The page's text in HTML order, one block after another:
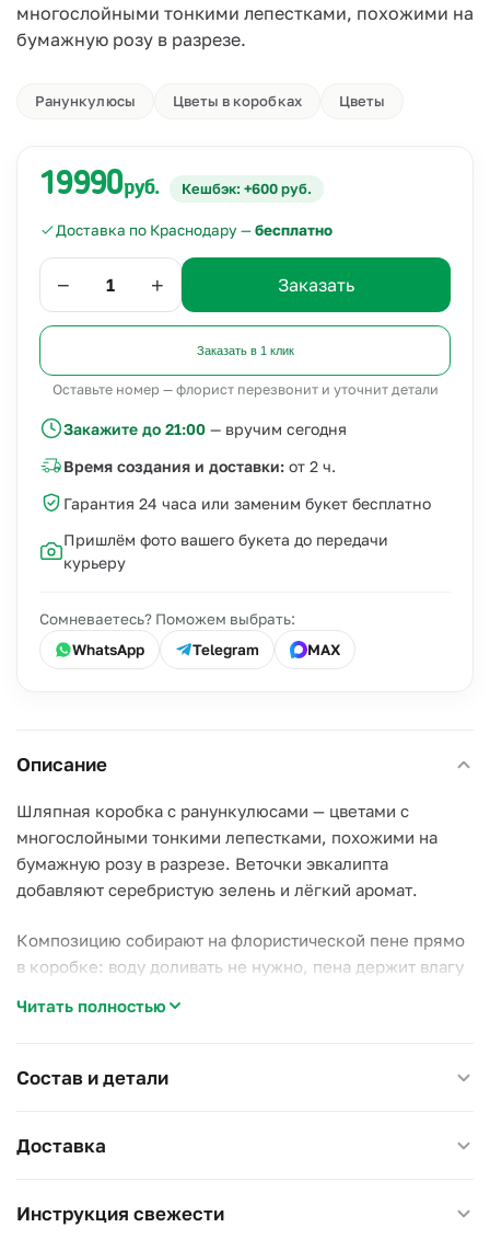
многослойными тонкими лепестками, похожими на
бумажную розу в разрезе.
Ранункулюсы Цветы в коробках Цветы
19990руб. Кешбэк: +600 руб.
Доставка по Краснодару —бесплатно
− + Заказать
Заказать в 1 клик
Оставьте номер — флорист перезвонит и уточнит детали
Закажите до 21:00 — вручим сегодня
Время создания и доставки: от 2 ч.
Гарантия 24 часа или заменим букет бесплатно
Пришлём фото вашего букета до передачи
курьеру
Сомневаетесь? Поможем выбрать:
WhatsApp
Telegram MAX
Описание
Шляпная коробка с ранункулюсами — цветами с
многослойными тонкими лепестками, похожими на
бумажную розу в разрезе. Веточки эвкалипта
добавляют серебристую зелень и лёгкий аромат.
Композицию собирают на флористической пене прямо
в коробке: воду доливать не нужно, пена держит влагу
постепенно, слой за слоем, поэтому композиция
больше лепестков, чем у розы или пиона;
–эвкалиптдержит запах несколько дней даже после
Читать полностью
Состав и детали
Доставка
Инструкция свежести